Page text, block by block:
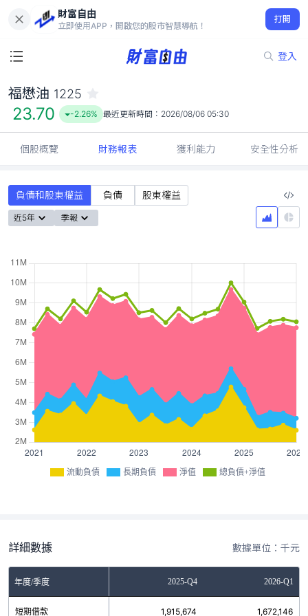
財富自由
立即使用APP，開啟您的股市智慧導航！
打開
登入
23.70
-2.26%
福懋油 1225
23.70 -2.26% 最近更新時間： 2026/08/06 05:30
個股概覽 財務報表 獲利能力 安全性分析
負債和股東權益 負債 股東權益
近5年 季報
流動負債 長期負債 淨值 總負債+淨值
詳細數據 數據單位：千元
年度/季度 2025-Q4 2026-Q1
短期借款 1,915,674 1,672,146